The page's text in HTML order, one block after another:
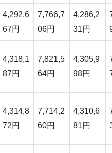
4,292,6
67円
7,766,7
06円
4,286,2
31円
4,318,1
87円
7,821,5
64円
4,305,9
98円
4,314,8
72円
7,714,2
60円
4,310,6
81円